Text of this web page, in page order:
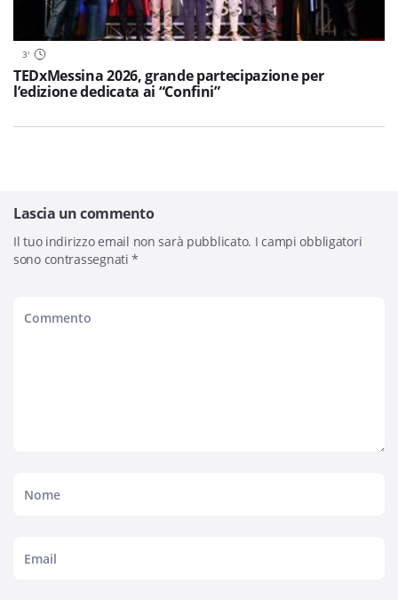
3'
TEDxMessina 2026, grande partecipazione per
l’edizione dedicata ai “Confini”
Lascia un commento
Il tuo indirizzo email non sarà pubblicato. I campi obbligatori
sono contrassegnati*